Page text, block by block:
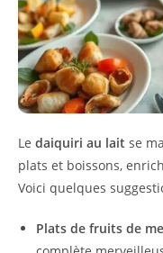
Le daiquiri au lait se
plats et boissons,
Voici quelques
Plats de fruits de